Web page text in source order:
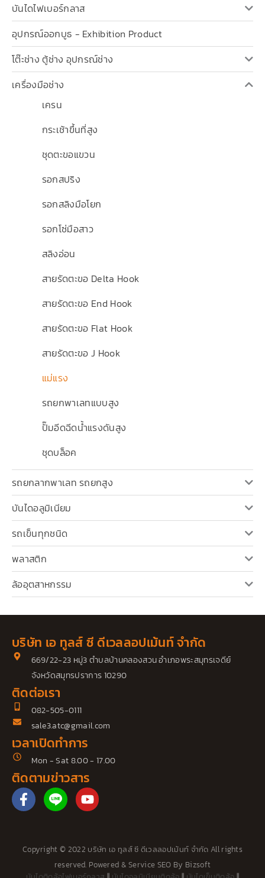
บันไดไฟเบอร์กลาส
อุปกรณ์ออกบูธ - Exhibition Product
โต๊ะช่าง ตู้ช่าง อุปกรณ์ช่าง
เครื่องมือช่าง
เครน
กระเช้าขึ้นที่สูง
ชุดตะขอแขวน
รอกสปริง
รอกสลิงมือโยก
รอกโซ่มือสาว
สลิงอ่อน
สายรัดตะขอ Delta Hook
สายรัดตะขอ End Hook
สายรัดตะขอ Flat Hook
สายรัดตะขอ J Hook
แม่แรง
รถยกพาเลทแบบสูง
ปั๊มอีดฉีดน้ำแรงดันสูง
ชุดบล็อค
รถยกลากพาเลท รถยกสูง
บันไดอลูมิเนียม
รถเข็นทุกชนิด
พลาสติก
ล้ออุตสาหกรรม
บริษัท เอ ทูลส์ ซี ดีเวลลอปเม้นท์ จำกัด
669/22-23 หมู่3 ตำบลบ้านคลองสวน อำเภอพระสมุทรเจดีย์
จังหวัดสมุทรปราการ 10290
ติดต่อเรา
082-505-0111
sale3.atc@gmail.com
เวลาเปิดทำการ
Mon - Sat 8.00 - 17.00
ติดตามข่าวสาร
F
a
b
o
o
Y
o
u
b
e
Copyright © 2022 บริษัท เอ ทูลส์ ซี ดีเวลลอปเม้นท์ จำกัด All rights
reserved. Powered &Service SEO By Bizsoft